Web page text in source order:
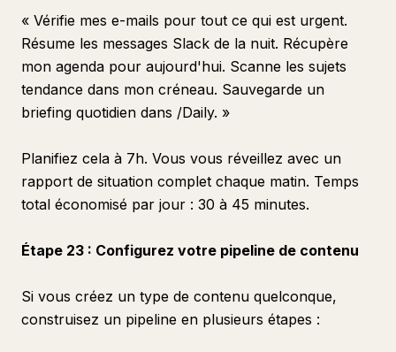
« Vérifie mes e-mails pour tout ce qui est urgent.
Résume les messages Slack de la nuit. Récupère
mon agenda pour aujourd'hui. Scanne les sujets
tendance dans mon créneau. Sauvegarde un
briefing quotidien dans /Daily. »
Planifiez cela à 7h. Vous vous réveillez avec un
rapport de situation complet chaque matin. Temps
total économisé par jour : 30 à 45 minutes.
Étape 23 : Configurez votre pipeline de contenu
Si vous créez un type de contenu quelconque,
construisez un pipeline en plusieurs étapes :